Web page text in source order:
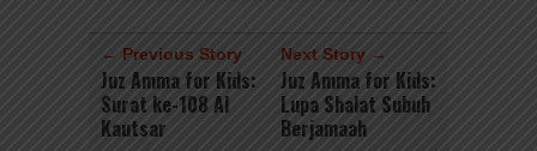
← Previous Story
Juz Amma for Kids:
Surat ke-108 Al
Kautsar
Next Story →
Juz Amma for Kids:
Lupa Shalat Subuh
Berjamaah